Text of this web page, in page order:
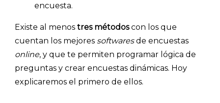
encuesta.
Existe al menos tres métodoscon los que
cuentan los mejores softwaresde encuestas
online, y que te permiten programar lógica de
preguntas y crear encuestas dinámicas. Hoy
explicaremos el primero de ellos.